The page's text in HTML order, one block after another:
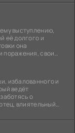
выступлению,
её долгого и
она
поражения, свои
избалованного и
ведёт
о
влиятельный